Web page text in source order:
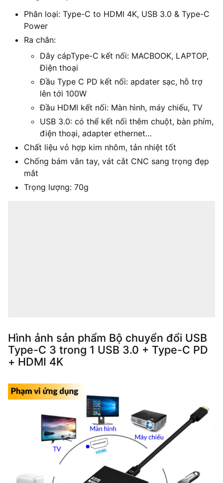
Phân loại: Type-C to HDMI 4K, USB 3.0 & Type-C
Power
Ra chân:
Dây cápType-C kết nối: MACBOOK, LAPTOP,
Điện thoại
Đầu Type C PD kết nối: apdater sạc, hỗ trợ
lên tới 100W
Đầu HDMI kết nối: Màn hình, máy chiếu, TV
USB 3.0: có thể kết nối thêm chuột, bàn phím,
điện thoại, adapter ethernet…
Chất liệu vỏ hợp kim nhôm, tản nhiệt tốt
Chống bám vân tay, vát cắt CNC sang trọng đẹp
mắt
Trọng lượng: 70g
Hình ảnh sản phẩm Bộ chuyển đổi USB
Type-C 3 trong 1 USB 3.0 + Type-C PD
+ HDMI 4K